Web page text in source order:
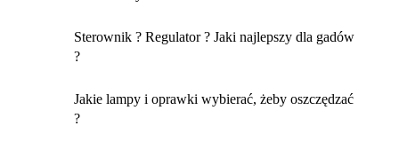
Sterownik ? Regulator ? Jaki najlepszy dla gadów
?
Jakie lampy i oprawki wybierać, żeby oszczędzać
?